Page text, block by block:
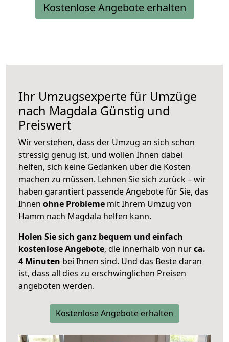
Kostenlose Angebote erhalten
Ihr Umzugsexperte für Umzüge
nach Magdala Günstig und
Preiswert
Wir verstehen, dass der Umzug an sich schon
stressig genug ist, und wollen Ihnen dabei
helfen, sich keine Gedanken über die Kosten
machen zu müssen. Lehnen Sie sich zurück – wir
haben garantiert passende Angebote für Sie, das
Ihnen ohne Probleme mit Ihrem Umzug von
Hamm nach Magdala helfen kann.
Holen Sie sich ganz bequem und einfach
kostenlose Angebote, die innerhalb von nurca.
4 Minuten bei Ihnen sind. Und das Beste daran
ist, dass all dies zu erschwinglichen Preisen
angeboten werden.
Kostenlose Angebote erhalten